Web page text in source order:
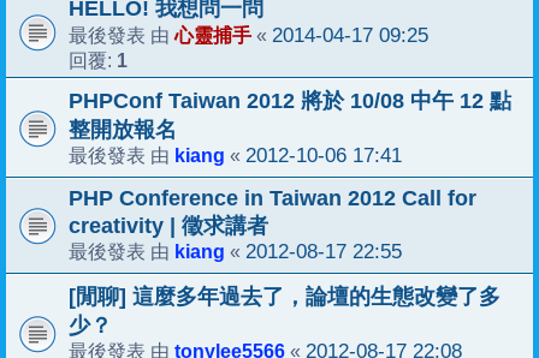
HELLO! 我想問一問
最後發表 由心靈捕手 « 2014-04-17 09:25
回覆: 1
PHPConf Taiwan 2012 將於 10/08 中午 12 點
整開放報名
最後發表 由 kiang « 2012-10-06 17:41
PHP Conference in Taiwan 2012 Call for
creativity | 徵求講者
最後發表 由 kiang « 2012-08-17 22:55
[閒聊] 這麼多年過去了，論壇的生態改變了多
少？
最後發表 由 tonylee5566 « 2012-08-17 22:08